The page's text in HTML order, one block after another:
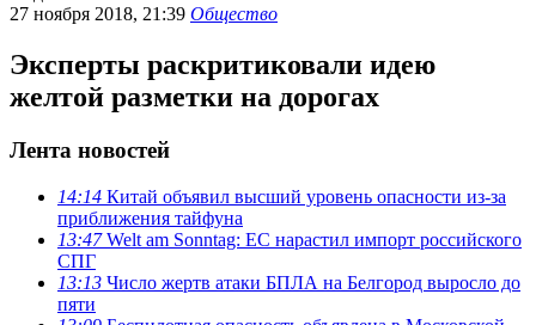
27 ноября 2018, 21:39 Общество
Эксперты раскритиковали идею
желтой разметки на дорогах
Лента новостей
14:14 Китай объявил высший уровень опасности из-за
приближения тайфуна
13:47Welt am Sonntag: ЕС нарастил импорт российского
СПГ
13:13 Число жертв атаки БПЛА на Белгород выросло до
пяти